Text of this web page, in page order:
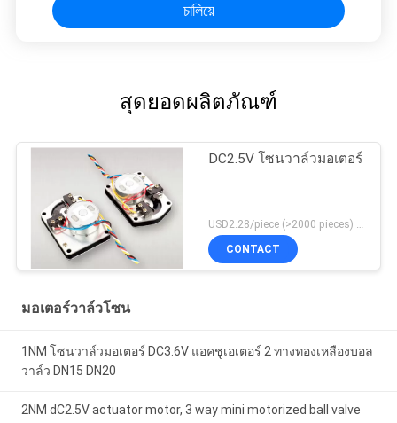
চালিয়ে
สุดยอดผลิตภัณฑ์
DC2.5V โซนวาล์วมอเตอร์
USD2.28/piece (>2000 pieces) USD2.5 / piece (1000 - 2000 pieces) MOQ:1,000 ชิ้น
CONTACT
มอเตอร์วาล์วโซน
1NM โซนวาล์วมอเตอร์ DC3.6V แอคชูเอเตอร์ 2 ทางทองเหลืองบอล
วาล์ว DN15 DN20
2NM dC2.5V actuator motor, 3 way mini motorized ball valve